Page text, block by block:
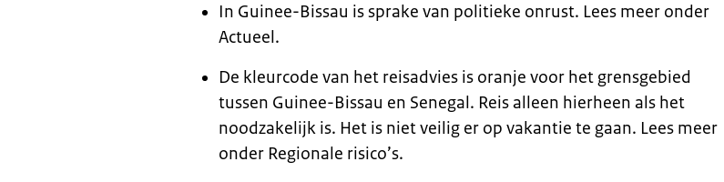
In Guinee-Bissau is sprake van politieke onrust. Lees meer onder
Actueel.
De kleurcode van het reisadvies is oranje voor het grensgebied
tussen Guinee-Bissau en Senegal. Reis alleen hierheen als het
noodzakelijk is. Het is niet veilig er op vakantie te gaan. Lees meer
onder Regionale risico’s.